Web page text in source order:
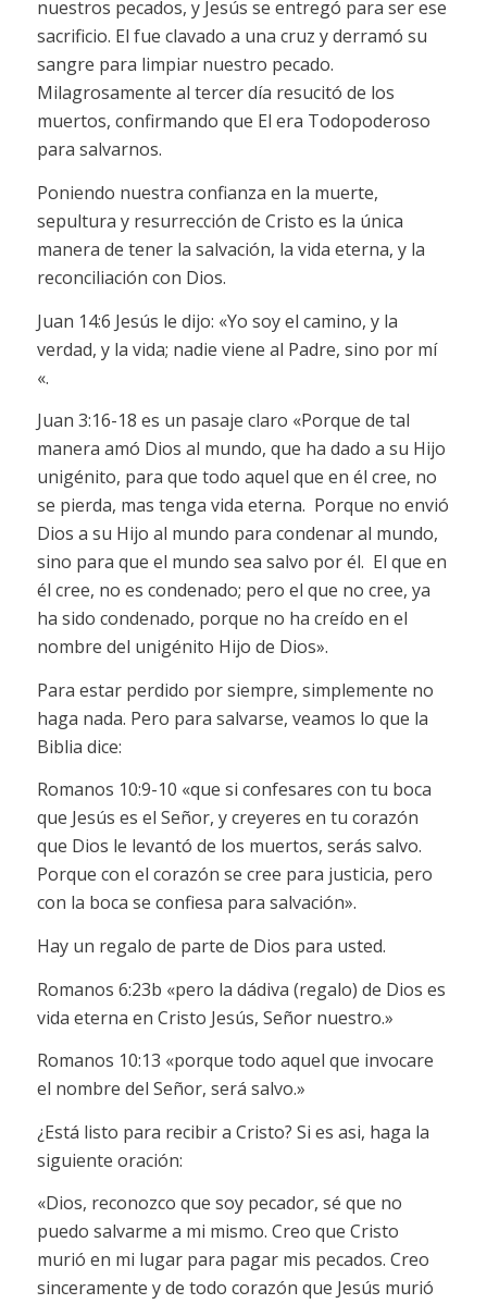
nuestros pecados, y Jesús se entregó para ser ese
sacrificio. El fue clavado a una cruz y derramó su
sangre para limpiar nuestro pecado.
Milagrosamente al tercer día resucitó de los
muertos, confirmando que El era Todopoderoso
para salvarnos.
Poniendo nuestra confianza en la muerte,
sepultura y resurrección de Cristo es la única
manera de tener la salvación, la vida eterna, y la
reconciliación con Dios.
Juan 14:6 Jesús le dijo: «Yo soy el camino, y la
verdad, y la vida; nadie viene al Padre, sino por mí
«.
Juan 3:16-18 es un pasaje claro «Porque de tal
manera amó Dios al mundo, que ha dado a su Hijo
unigénito, para que todo aquel que en él cree, no
se pierda, mas tenga vida eterna. Porque no envió
Dios a su Hijo al mundo para condenar al mundo,
sino para que el mundo sea salvo por él. El que en
él cree, no es condenado; pero el que no cree, ya
ha sido condenado, porque no ha creído en el
nombre del unigénito Hijo de Dios».
Para estar perdido por siempre, simplemente no
haga nada. Pero para salvarse, veamos lo que la
Biblia dice:
Romanos 10:9-10 «que si confesares con tu boca
que Jesús es el Señor, y creyeres en tu corazón
que Dios le levantó de los muertos, serás salvo.
Porque con el corazón se cree para justicia, pero
con la boca se confiesa para salvación».
Hay un regalo de parte de Dios para usted.
Romanos 6:23b «pero la dádiva (regalo) de Dios es
vida eterna en Cristo Jesús, Señor nuestro.»
Romanos 10:13 «porque todo aquel que invocare
el nombre del Señor, será salvo.»
¿Está listo para recibir a Cristo? Si es asi, haga la
siguiente oración:
«Dios, reconozco que soy pecador, sé que no
puedo salvarme a mi mismo. Creo que Cristo
murió en mi lugar para pagar mis pecados. Creo
sinceramente y de todo corazón que Jesús murió